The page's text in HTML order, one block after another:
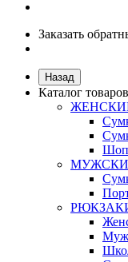
Заказать
Назад
Каталог товаров